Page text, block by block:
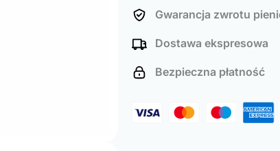
Gwarancja zwrotu
Dostawa ekspresowa
Bezpieczna płatność